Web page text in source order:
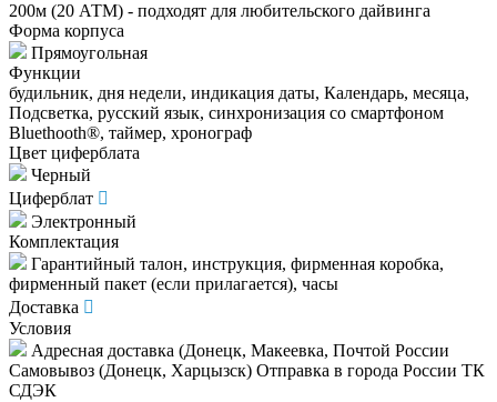
200м (20 АТМ) - подходят для любительского дайвинга
Форма корпуса
Прямоугольная
Функции
будильник, дня недели, индикация даты, Календарь, месяца,
Подсветка, русский язык, синхронизация со смартфоном
Bluethooth®, таймер, хронограф
Цвет циферблата
Черный
Циферблат
Электронный
Комплектация
Гарантийный талон, инструкция, фирменная коробка,
фирменный пакет (если прилагается), часы
Доставка
Условия
Адресная доставка (Донецк, Макеевка, Почтой России
Самовывоз (Донецк, Харцызск) Отправка в города России ТК
СДЭК